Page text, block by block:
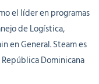
el líder en programas
de Logística,
en General. Steam es
Dominicana